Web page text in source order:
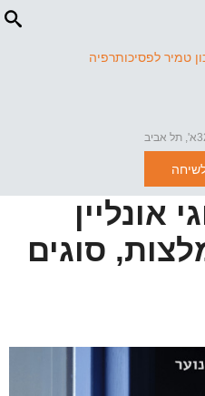
טמיר לפסיכותרפיה
אונליין
סוגים